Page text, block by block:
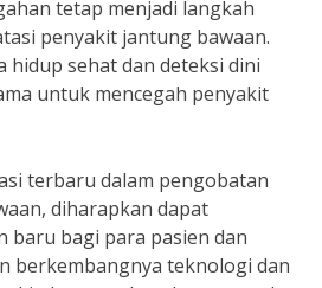
tetap menjadi langkah
penyakit jantung bawaan.
hidup sehat dan deteksi dini
untuk mencegah penyakit
terbaru dalam pengobatan
diharapkan dapat
baru bagi para pasien dan
berkembangnya teknologi dan